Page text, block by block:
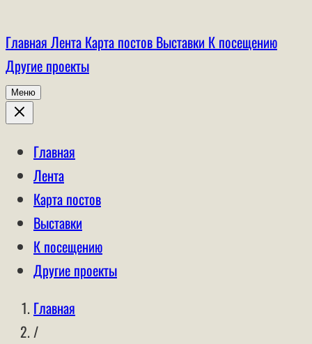
Главная Лента Карта постов Выставки К посещению
Другие проекты
Меню
Главная
Лента
Карта постов
Выставки
К посещению
Другие проекты
Главная
/